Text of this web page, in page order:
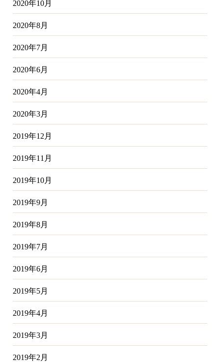
2020年10月
2020年8月
2020年7月
2020年6月
2020年4月
2020年3月
2019年12月
2019年11月
2019年10月
2019年9月
2019年8月
2019年7月
2019年6月
2019年5月
2019年4月
2019年3月
2019年2月